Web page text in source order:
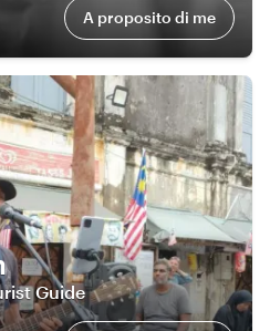
A proposito di me
Guide